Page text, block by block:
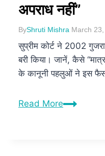
अपराध नहीं”
ByShruti Mishra March
सुप्रीम कोर्ट ने 2002
बरी किया। जानें, कैसे
के कानूनी पहलुओं ने इस
Read More